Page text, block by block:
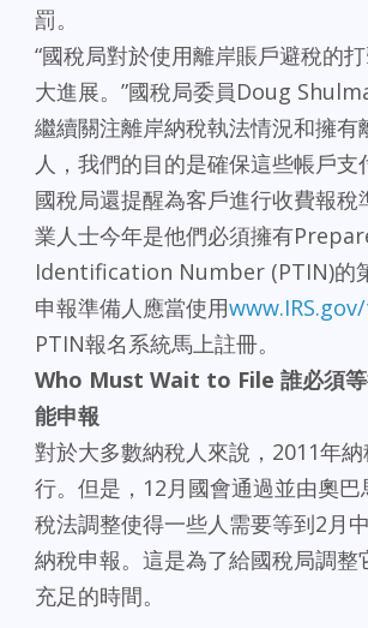
罰。
“國稅局對於使用離岸賬戶避稅的
大進展。”國稅局委員Doug
繼續關注離岸納稅執法情況和擁有
人，我們的目的是確保這些帳戶支
國稅局還提醒為客戶進行收費報稅
業人士今年是他們必須擁有
Identification Number (PTIN)的
申報準備人應當使用
PTIN報名系統馬上註冊。
Who Must Wait to File 誰必須等
能申報
對於大多數納稅人來說，2011年
行。但是，12月國會通過並由奧巴
稅法調整使得一些人需要等到2月
納稅申報。這是為了給國稅局調整
充足的時間。